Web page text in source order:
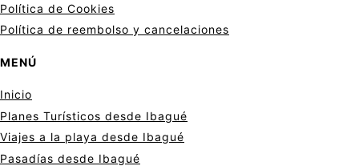
Política de Cookies
Política de reembolso y cancelaciones
MENÚ
Inicio
Planes Turísticos desde Ibagué
Viajes a la playa desde Ibagué
Pasadías desde Ibagué